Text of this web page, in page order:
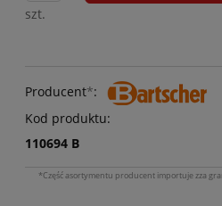
szt.
Producent*:
Kod produktu:
110694 B
*Część asortymentu producent importuje zza